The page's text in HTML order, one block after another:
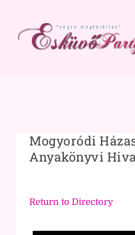
Mogyoródi
Anyakönyvi
Return to Directory